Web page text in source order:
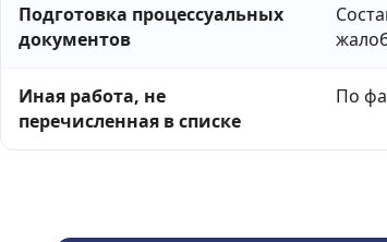
Подготовка процессуальных
документов
Иная работа, не
перечисленная в списке
По